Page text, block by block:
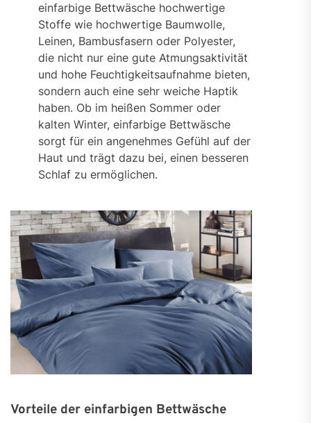
einfarbige Bettwäsche hochwertige
Stoffe wie hochwertige Baumwolle,
Leinen, Bambusfasern oder Polyester,
die nicht nur eine gute Atmungsaktivität
und hohe Feuchtigkeitsaufnahme bieten,
sondern auch eine sehr weiche Haptik
haben. Ob im heißen Sommer oder
kalten Winter, einfarbige Bettwäsche
sorgt für ein angenehmes Gefühl auf der
Haut und trägt dazu bei, einen besseren
Schlaf zu ermöglichen.
Vorteile der einfarbigen Bettwäsche